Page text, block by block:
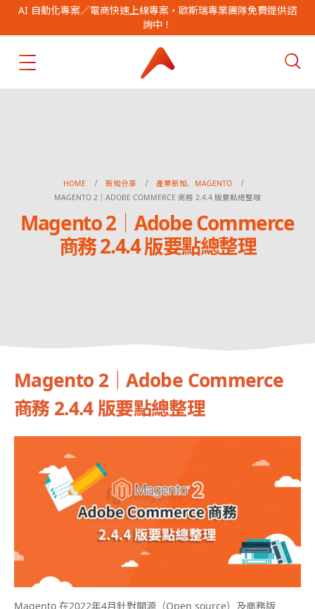
AI 自動化專案／電商快速上線專案，歐斯瑞專業團隊免費提供諮
詢中！
HOME 新知分享 產業新知,
MAGENTO
MAGENTO 2｜ADOBE COMMERCE 商務 2.4.4 版要點總整理
Magento 2｜Adobe Commerce
商務 2.4.4 版要點總整理
Magento 2｜Adobe Commerce
商務 2.4.4 版要點總整理
Magento 在2022年4月針對開源（Open source）及商務版